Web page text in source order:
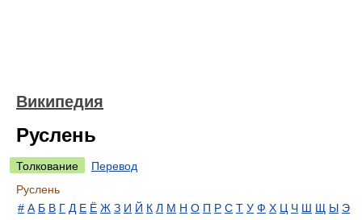
Википедия
Руслень
Толкование
Перевод
Руслень
# А Б В Г Д Е Ё Ж З И Й К Л М Н О П Р С Т У Ф Х Ц Ч Ш Щ Ы Э